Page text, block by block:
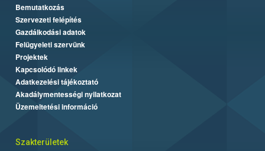
Bemutatkozás
Szervezeti felépítés
Gazdálkodási adatok
Felügyeleti szervünk
Projektek
Kapcsolódó linkek
Adatkezelési tájékoztató
Akadálymentességi nyilatkozat
Üzemeltetési információ
Szakterületek